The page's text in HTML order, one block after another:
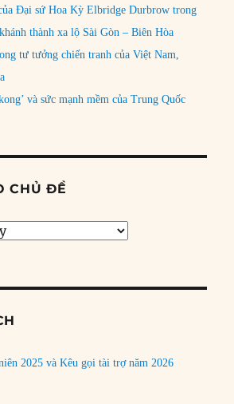
Đại sứ Hoa Kỳ Elbridge Durbrow trong
thành xa lộ Sài Gòn – Biên Hòa
tư tưởng chiến tranh của Việt Nam,
và sức mạnh mềm của Trung Quốc
CHỦ ĐỀ
2025 và Kêu gọi tài trợ năm 2026